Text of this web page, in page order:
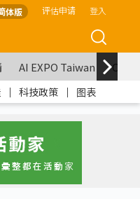
体版 评估申请 登入
AI EXPO Taiwan
｜ 科技政策 ｜ 图表